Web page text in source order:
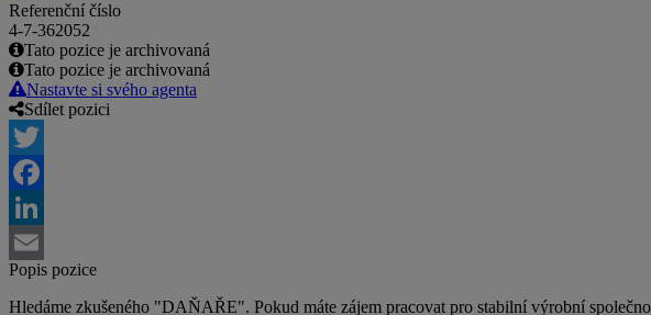
Referenční číslo
4-7-362052
Tato pozice je archivovaná
Tato pozice je archivovaná
Nastavte si svého agenta
Sdílet pozici
Twitter
Facebook
LinkedIn
Email
Popis pozice
Hledáme zkušeného "DAŇAŘE". Pokud máte zájem pracovat pro stabilní výrobní